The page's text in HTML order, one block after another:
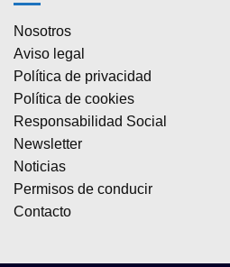
Nosotros
Aviso legal
Política de privacidad
Política de cookies
Responsabilidad Social
Newsletter
Noticias
Permisos de conducir
Contacto